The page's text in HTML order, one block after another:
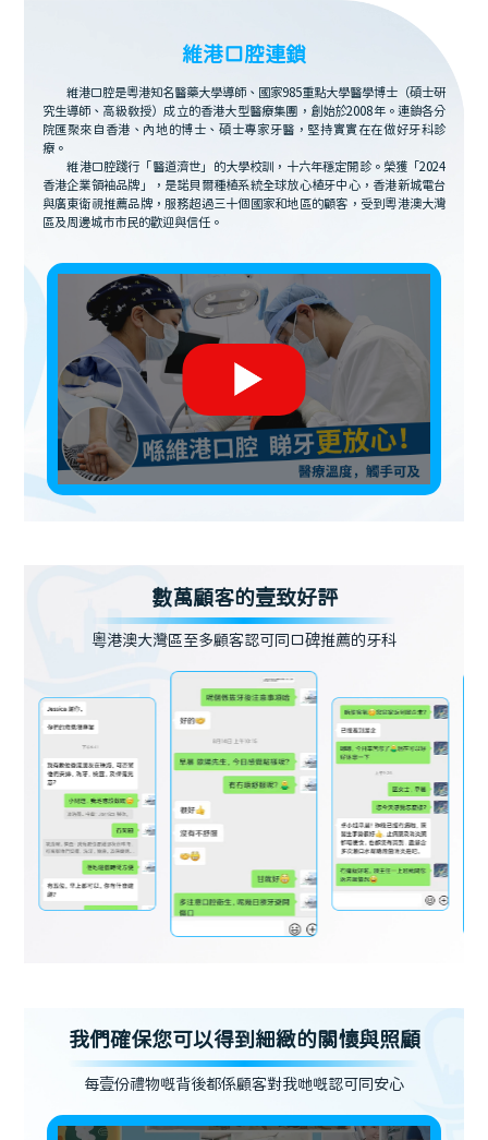
維港口腔連鎖
維港口腔是粵港知名醫藥大學導師、國家985重點大學醫學博士（碩士研
究生導師、高級教授）成立的香港大型醫療集團，創始於2008年。連鎖各分
院匯聚來自香港、內地的博士、碩士專家牙醫，堅持實實在在做好牙科診
療。
維港口腔踐行「醫道濟世」的大學校訓，十六年穩定開診。榮獲「2024
香港企業領袖品牌」，是諾貝爾種植系統全球放心植牙中心，香港新城電台
與廣東衛視推薦品牌，服務超過三十個國家和地區的顧客，受到粵港澳大灣
區及周邊城市市民的歡迎與信任。
數萬顧客的壹致好評
粵港澳大灣區至多顧客認可同口碑推薦的牙科
我們確保您可以得到細緻的關懷與照顧
每壹份禮物嘅背後都係顧客對我哋嘅認可同安心